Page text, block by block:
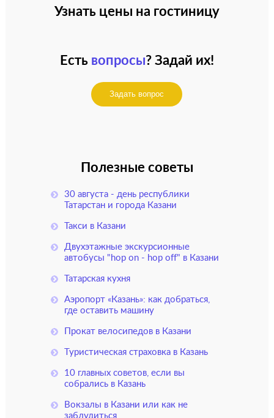
Узнать цены на гостиницу
Есть вопросы? Задай их!
Задать вопрос
Полезные советы
30 августа - день республики
Татарстан и города Казани
Такси в Казани
Двухэтажные экскурсионные
автобусы "hop on - hop off" в Казани
Татарская кухня
Аэропорт «Казань»: как добраться,
где оставить машину
Прокат велосипедов в Казани
Туристическая страховка в Казань
10 главных советов, если вы
собрались в Казань
Вокзалы в Казани или как не
заблудиться